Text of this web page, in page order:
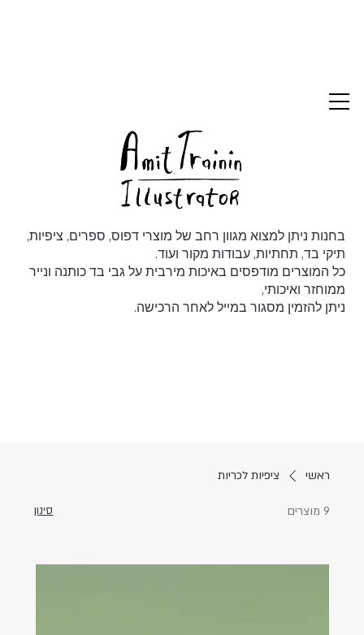
בחנות ניתן למצוא מגוון רחב של מוצרי דפוס, ספרים, ציפיות,
תיקי בד, תחתיות, עבודות מקור ועוד.
כל המוצרים מודפסים באיכות מירבית על גבי בד כותנה ונייר
ממוחזר ואיכותי,
ניתן להזמין מסגור במייל לאחר הרכישה.
ראשי ציפיות לכריות
9 מוצרים סינון